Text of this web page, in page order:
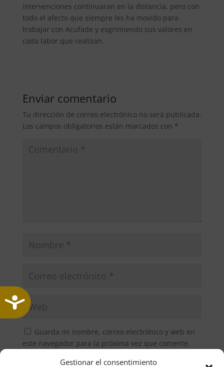
Gestionar el consentimiento
Accesibilidad
intervenciones continuaran en la distancia, pero con
todo el afecto que siempre les ha movido para
trabajar con Acufade y esgrimiendo sus valores en
cada labor que realizan.
Enviar comentario
Tu dirección de correo electrónico no será publicada.
Los campos obligatorios están marcados con *
Guarda mi nombre, correo electrónico y web en
este navegador para la próxima vez que comente.